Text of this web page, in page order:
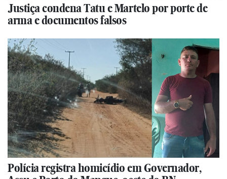
Justiça condena Tatu e Martelo por porte de
arma e documentos falsos
Polícia registra homicídio em Governador,